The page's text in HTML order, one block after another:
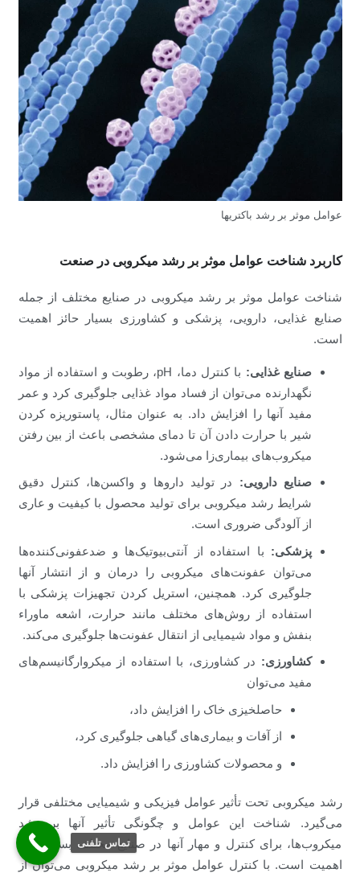
عوامل موثر بر رشد باکتریها
کاربرد شناخت عوامل موثر بر رشد میکروبی در صنعت
شناخت عوامل موثر بر رشد میکروبی در صنایع مختلف از جمله
صنایع غذایی، دارویی، پزشکی و کشاورزی بسیار حائز اهمیت
است.
صنایع غذایی:
با کنترل دما، pH، رطوبت و استفاده از مواد
نگهدارنده می‌توان از فساد مواد غذایی جلوگیری کرد و عمر
مفید آنها را افزایش داد. به عنوان مثال، پاستوریزه کردن
شیر با حرارت دادن آن تا دمای مشخصی باعث از بین رفتن
میکروب‌های بیماری‌زا می‌شود.
صنایع دارویی: در تولید داروها و واکسن‌ها، کنترل دقیق
شرایط رشد میکروبی برای تولید محصول با کیفیت و عاری
از آلودگی ضروری است.
پزشکی: با استفاده از آنتی‌بیوتیک‌ها و ضدعفونی‌کننده‌ها
می‌توان عفونت‌های میکروبی را درمان و از انتشار آنها
جلوگیری کرد. همچنین، استریل کردن تجهیزات پزشکی با
استفاده از روش‌های مختلف مانند حرارت، اشعه ماوراء
بنفش و مواد شیمیایی از انتقال عفونت‌ها جلوگیری می‌کند.
کشاورزی: در کشاورزی، با استفاده از میکروارگانیسم‌های
مفید می‌توان
حاصلخیزی خاک را افزایش داد،
از آفات و بیماری‌های گیاهی جلوگیری کرد،
و محصولات کشاورزی را افزایش داد.
رشد میکروبی تحت تأثیر عوامل فیزیکی و شیمیایی مختلفی قرار
می‌گیرد. شناخت این عوامل و چگونگی تأثیر آنها بر رشد
میکروب‌ها، برای کنترل و مهار آنها در صنایع مختلف بسیار حائز
اهمیت است. با کنترل عوامل موثر بر رشد میکروبی می‌توان از
تماس تلفنی